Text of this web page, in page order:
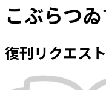
こぶらつ
復刊リクエス